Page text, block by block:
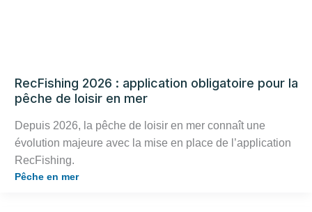
RecFishing 2026 : application obligatoire pour la
pêche de loisir en mer
Depuis 2026, la pêche de loisir en mer connaît une
évolution majeure avec la mise en place de l’application
RecFishing.
Pêche en mer